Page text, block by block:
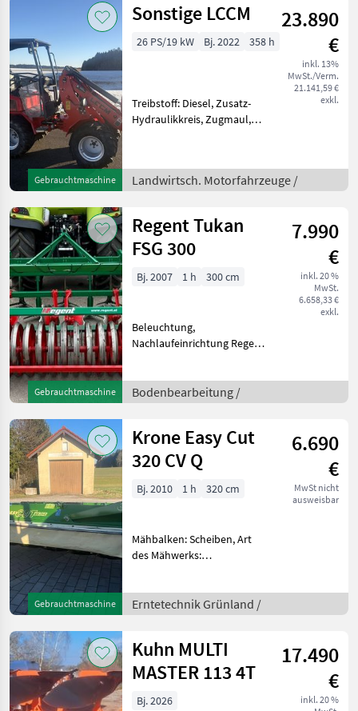
Anzahl Achsen:
Hydraulische Knic
Gebrauchtmaschine
Sonstige LCCM
23.890
€
inkl. 13%
MwSt./Verm.
21.141,59 €
exkl.
26 PS/19 kW Bj. 2022 358 h
Treibstoff: Diesel, Zusatz-
Hydraulikkreis, Zugmaul,
Hoflader LCCM 26PS 3
Zylinder Euroaufnahme
Landwirtsch. Motorfahrzeuge /
Gebrauchtmaschine
Regent Tukan
FSG 300
7.990
€
inkl. 20 %
MwSt.
6.658,33 €
exkl.
Bj. 2007 1 h 300 cm
Beleuchtung,
Nachlaufeinrichtung Regent
Grubber, Keilringwalze,
Einebnungsscheiben
Beleuchtung Bodenbea
Bodenbearbeitung /
Gebrauchtmaschine
Krone Easy Cut
320 CV Q
6.690
€
MwSt nicht
ausweisbar
Bj. 2010 1 h 320 cm
Mähbalken: Scheiben, Art
des Mähwerks:
Baujahr 2010,
Zinkenaufbereiter,
Klingenschnellwechsler
Erntete
Erntetechnik Grünland /
Kuhn MULTI
MASTER 113 4T
17.490
€
inkl. 20 %
Bj. 2026